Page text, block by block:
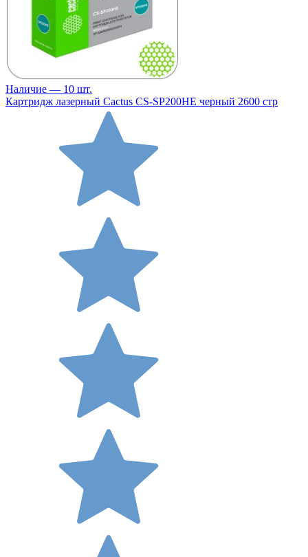
Наличие — 10 шт.
Картридж лазерный Cactus CS-SP200HE черный 2600 стр